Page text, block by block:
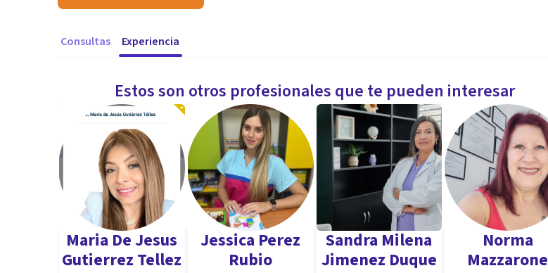
Consultas Experiencia
Estos son otros profesionales que te pueden interesar
Maria De Jesus
Gutierrez Tellez
Jessica Perez
Rubio
Sandra Milena
Jimenez Duque
Norma
Mazzarone